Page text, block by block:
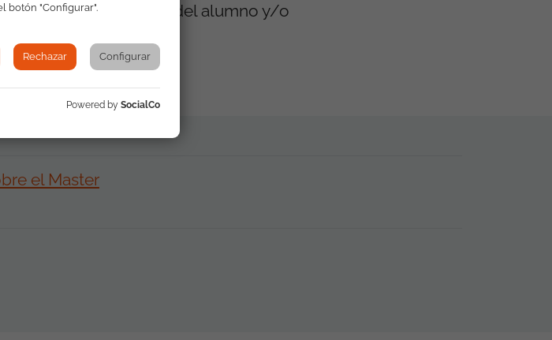
a cargo de la entidad del alumno y/o
74231.html
el Master
botón "Configurar".
Rechazar Configurar
Powered by SocialCo